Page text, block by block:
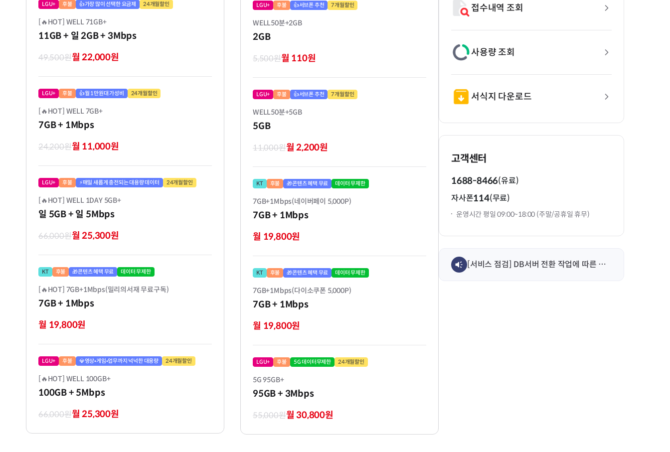
LGU+ 후불 👍가장 많이 선택한 요금제 24개월할인
[🔥HOT] WELL 71GB+
11GB+ 일 2GB+ 3Mbps
49,500원월 22,000원
LGU+ 후불 👍월 1만원대 가성비 24개월할인
[🔥HOT] WELL 7GB+
7GB+ 1Mbps
24,200원월 11,000원
LGU+ 후불 ⚡매일 새롭게 충전되는 대용량 데이터 24개월할인
[🔥HOT] WELL 1DAY 5GB+
일 5GB+ 일 5Mbps
66,000원월 25,300원
KT 후불 🎁콘텐츠 혜택 무료 데이터 무제한
[🔥HOT] 7GB+1Mbps(밀리의서재 무료구독)
7GB+ 1Mbps
월 19,800원
LGU+ 후불 💎영상•게임•업무까지 넉넉한 대용량 24개월할인
[🔥HOT] WELL 100GB+
100GB+ 5Mbps
66,000원월 25,300원
LGU+ 후불 👍서브폰 추천 7개월할인
WELL50분+2GB
2GB
5,500원월 110원
LGU+ 후불 👍서브폰 추천 7개월할인
WELL50분+5GB
5GB
11,000원월 2,200원
KT 후불 🎁콘텐츠 혜택 무료 데이터 무제한
7GB+1Mbps(네이버페이 5,000P)
7GB+ 1Mbps
월 19,800원
KT 후불 🎁콘텐츠 혜택 무료 데이터 무제한
7GB+1Mbps(다이소쿠폰 5,000P)
7GB+ 1Mbps
월 19,800원
LGU+ 후불 5G 데이터무제한 24개월할인
5G 95GB+
95GB+ 3Mbps
55,000원월 30,800원
접수내역 조회
사용량 조회
서식지 다운로드
고객센터
1688-8466(유료)
자사폰114(무료)
운영시간 평일 09:00~18:00 (주말/공휴일 휴무)
[서비스 점검] DB서버 전환 작업에 따른 서비스 일시 중단 안내